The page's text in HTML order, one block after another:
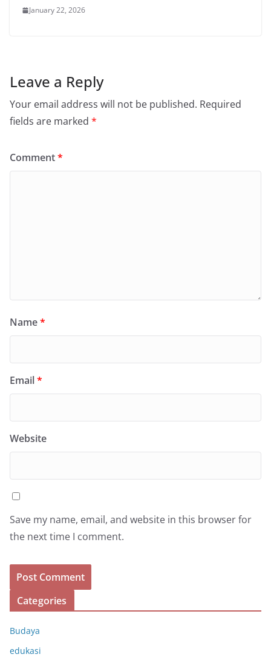
January 22, 2026
Leave a Reply
Your email address will not be published. Required
fields are marked *
Comment*
Name*
Email*
Website
Save my name, email, and website in this browser for
the next time I comment.
Categories
Budaya
edukasi